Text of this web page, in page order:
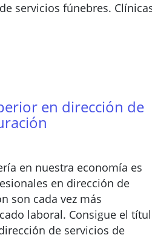
servicios fúnebres.
en dirección de
en nuestra economía es
en dirección de
son cada vez más
laboral. Consigue el
de servicios de